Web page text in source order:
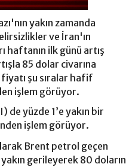
yakın zamanda
ve İran'ın
haftanın ilk günü artış
85 dolar civarına
şu sıralar hafif
işlem görüyor.
de yüzde 1’e yakın bir
işlem görüyor.
Brent petrol geçen
gerileyerek 80 doların